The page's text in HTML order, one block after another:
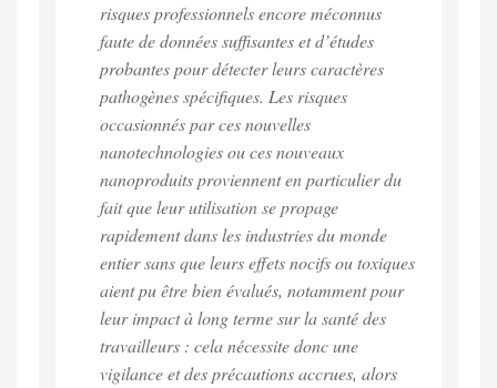
risques professionnels encore méconnus
faute de données suffisantes et d’études
probantes pour détecter leurs caractères
pathogènes spécifiques. Les risques
occasionnés par ces nouvelles
nanotechnologies ou ces nouveaux
nanoproduits proviennent en particulier du
fait que leur utilisation se propage
rapidement dans les industries du monde
entier sans que leurs effets nocifs ou toxiques
aient pu être bien évalués, notamment pour
leur impact à long terme sur la santé des
travailleurs : cela nécessite donc une
vigilance et des précautions accrues, alors